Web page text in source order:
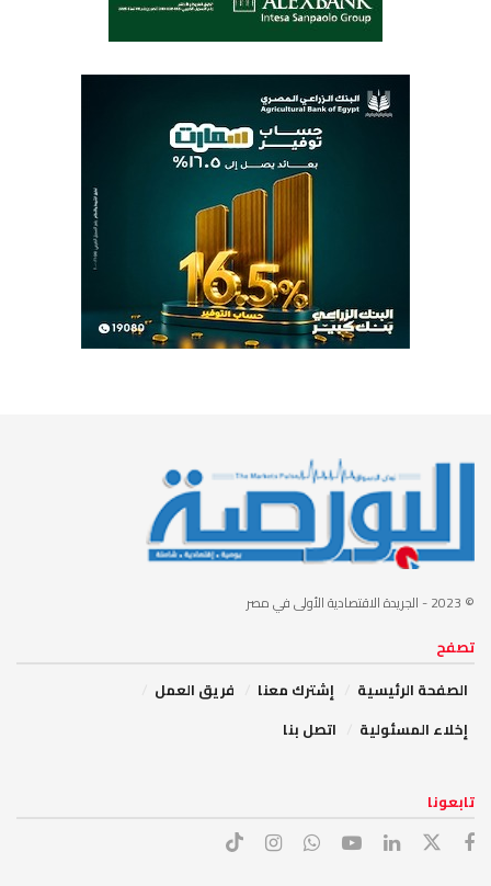
© 2023 - الجريدة الاقتصادية الأولى في مصر
تصفح
الصفحة الرئيسية
إشترك معنا
فريق العمل
إخلاء المسئولية
اتصل بنا
تابعونا